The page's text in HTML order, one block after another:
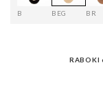
B BEG BR